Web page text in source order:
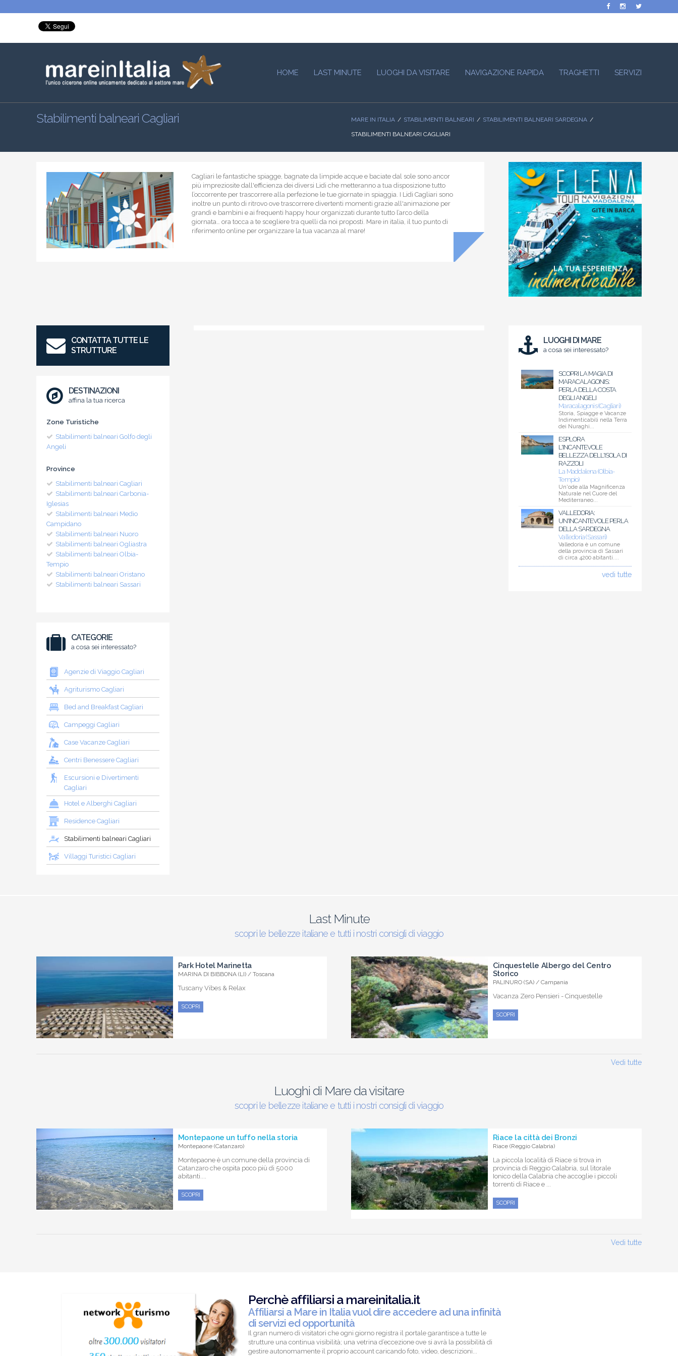
HOME LAST MINUTE LUOGHI DA VISITARE NAVIGAZIONE RAPIDA TRAGHETTI SERVIZI
Stabilimenti balneari Cagliari MARE IN ITALIA STABILIMENTI BALNEARI STABILIMENTI BALNEARI SARDEGNA
STABILIMENTI BALNEARI CAGLIARI
Cagliari le fantastiche spiagge, bagnate da limpide acque e baciate dal sole sono ancor
più impreziosite dall'efficienza dei diversi Lidi che metteranno a tua disposizione tutto
l’occorrente per trascorrere alla perfezione le tue giornate in spiaggia. I Lidi Cagliari sono
inoltre un punto di ritrovo ove trascorrere divertenti momenti grazie all'animazione per
grandi e bambini e ai frequenti happy hour organizzati durante tutto l’arco della
giornata… ora tocca a te scegliere tra quelli da noi proposti. Mare in italia, il tuo punto di
riferimento online per organizzare la tua vacanza al mare!
CONTATTA TUTTE LE
STRUTTURE
DESTINAZIONI
affina la tua ricerca
Zone Turistiche
Stabilimenti balneari Golfo degli
Angeli
Province
Stabilimenti balneari Cagliari
Stabilimenti balneari Carbonia-
Iglesias
Stabilimenti balneari Medio
Campidano
Stabilimenti balneari Nuoro
Stabilimenti balneari Ogliastra
Stabilimenti balneari Olbia-
Tempio
Stabilimenti balneari Oristano
Stabilimenti balneari Sassari
CATEGORIE
a cosa sei interessato?
Agenzie di Viaggio Cagliari
Agriturismo Cagliari
Bed and Breakfast Cagliari
Campeggi Cagliari
Case Vacanze Cagliari
Centri Benessere Cagliari
Escursioni e Divertimenti
Cagliari
Hotel e Alberghi Cagliari
Residence Cagliari
Stabilimenti balneari Cagliari
Villaggi Turistici Cagliari
LUOGHI DI MARE
a cosa sei interessato?
SCOPRI LA MAGIA DI
MARACALAGONIS:
PERLA DELLA COSTA
DEGLI ANGELI
Maracalagonis (Cagliari)
Storia, Spiagge e Vacanze
Indimenticabili nella Terra
dei Nuraghi...
ESPLORA
L'INCANTEVOLE
BELLEZZA DELL'ISOLA DI
RAZZOLI
La Maddalena (Olbia-
Tempio)
Un'ode alla Magnificenza
Naturale nel Cuore del
Mediterraneo...
VALLEDORIA:
UN'INCANTEVOLE PERLA
DELLA SARDEGNA
Valledoria (Sassari)
Valledoria è un comune
della provincia di Sassari
di circa 4200 abitanti....
vedi tutte
Last Minute
scopri le bellezze italiane e tutti i nostri consigli di viaggio
Park Hotel Marinetta
MARINA DI BIBBONA (LI) / Toscana
Tuscany Vibes & Relax
SCOPRI
Cinquestelle Albergo del Centro
Storico
PALINURO (SA) / Campania
Vacanza Zero Pensieri - Cinquestelle
SCOPRI
Vedi tutte
Luoghi di Mare da visitare
scopri le bellezze italiane e tutti i nostri consigli di viaggio
Montepaone un tuffo nella storia
Montepaone (Catanzaro)
Montepaone è un comune della provincia di
Catanzaro che ospita poco più di 5000
abitanti....
SCOPRI
Riace la città dei Bronzi
Riace (Reggio Calabria)
La piccola località di Riace si trova in
provincia di Reggio Calabria, sul litorale
Ionico della Calabria che accoglie i piccoli
torrenti di Riace e ...
SCOPRI
Vedi tutte
Perchè affiliarsi a mareinitalia.it
Affiliarsi a Mare in Italia vuol dire accedere ad una infinità
di servizi ed opportunità
Il gran numero di visitatori che ogni giorno registra il portale garantisce a tutte le
strutture una continua visibilità; una vetrina d’eccezione ove si avrà la possibilità di
gestire autonomamente il proprio account caricando foto, video, descrizioni...